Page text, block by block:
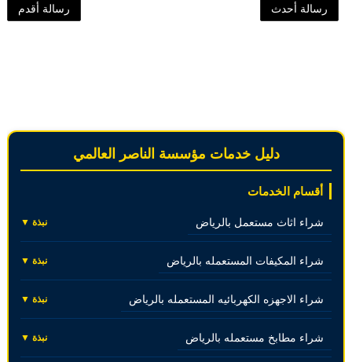
رسالة أحدث رسالة أقدم
دليل خدمات مؤسسة الناصر العالمي
أقسام الخدمات
شراء اثاث مستعمل بالرياض نبذة ▼
شراء المكيفات المستعمله بالرياض نبذة ▼
شراء الاجهزه الكهربائيه المستعمله بالرياض نبذة ▼
شراء مطابخ مستعمله بالرياض نبذة ▼